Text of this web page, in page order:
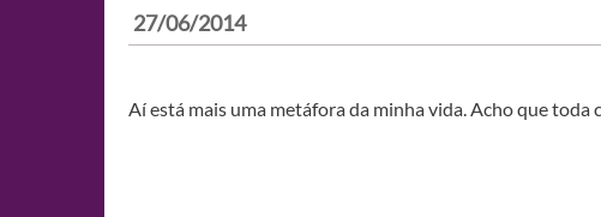
27/06/2014
Aí está mais uma metáfora da minha vida. Acho que toda